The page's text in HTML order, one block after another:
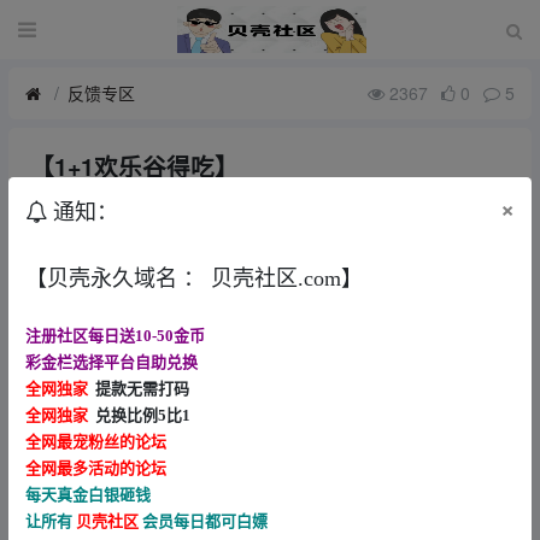
反馈专区 2367 0 5
【1+1欢乐谷得吃】
通知： ×
【贝壳永久域名 ： 贝壳社区.com】
注册社区每日送10-50金币
彩金栏选择平台自助兑换
全网独家 提款无需打码
全网独家 兑换比例5比1
全网最宠粉丝的论坛
全网最多活动的论坛
每天真金白银砸钱
让所有 贝壳社区 会员每日都可白嫖